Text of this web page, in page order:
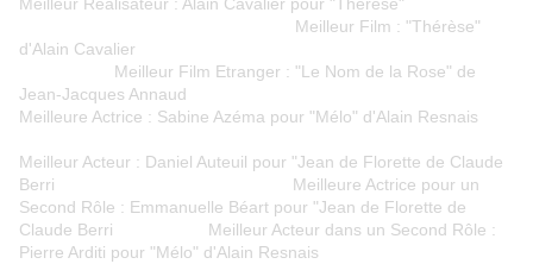
Meilleur Film : "Thérèse"
d'Alain Cavalier
Meilleur Film Etranger : "Le Nom de la Rose" de
Jean-Jacques Annaud
Meilleure Actrice : Sabine Azéma pour "Mélo" d'Alain Resnais
Meilleur Acteur : Daniel Auteuil pour "Jean de Florette de Claude
Berri Meilleure Actrice pour un
Second Rôle : Emmanuelle Béart pour "Jean de Florette de
Claude Berri Meilleur Acteur dans un Second Rôle :
Pierre Arditi pour "Mélo" d'Alain Resnais